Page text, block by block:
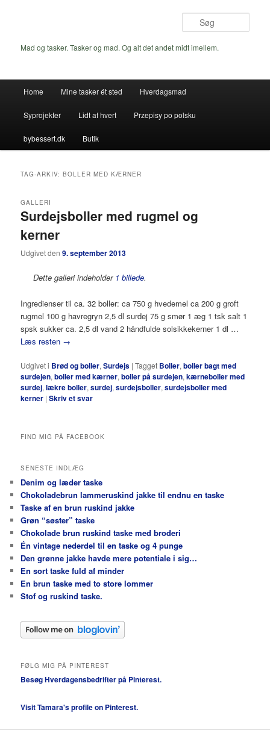
indhold
indholdMad og tasker. Tasker og mad. Og alt det andet midt imellem.
Home Mine tasker ét sted Hverdagsmad
Syprojekter Lidt af hvert Przepisy po polsku
bybessert.dk Butik
TAG-ARKIV:BOLLER MED KÆRNER
Surdejsboller med rugmel og
kerner
GALLERI
Udgivet den9. september 2013
Dette galleri indeholder 1 billede.
Ingredienser til ca. 32 boller: ca 750 g hvedemel ca 200 g groft
rugmel 100 g havregryn 2,5 dl surdej 75 g smør 1 æg 1 tsk salt 1
spsk sukker ca. 2,5 dl vand 2 håndfulde solsikkekerner 1 dl …
Læs resten →
Udgivet i Brød og boller,Surdejs |Tagget Boller,boller bagt med
surdejen,boller med kærner,boller på surdejen,kærneboller med
surdej,lækre boller,surdej,surdejsboller,surdejsboller med
kerner |Skriv et svar
FIND MIG PÅ FACEBOOK
SENESTE INDLÆG
Denim og læder taske
Chokoladebrun lammeruskind jakke til endnu en taske
Taske af en brun ruskind jakke
Grøn “søster” taske
Chokolade brun ruskind taske med broderi
Én vintage nederdel til en taske og 4 punge
Den grønne jakke havde mere potentiale i sig…
En sort taske fuld af minder
En brun taske med to store lommer
Stof og ruskind taske.
FØLG MIG PÅ PINTEREST
Besøg Hverdagensbedrifter på Pinterest.
Visit Tamara's profile on Pinterest.